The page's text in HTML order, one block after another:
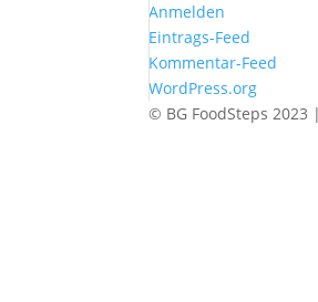
Anmelden
Eintrags-Feed
Kommentar-Feed
WordPress.org
© BG FoodSteps 2023 |